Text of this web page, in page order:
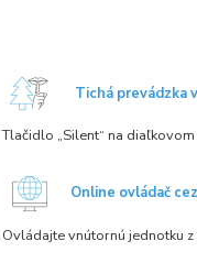
Tichá prevádzka
Tlačidlo „Silent“ na
Online ovládač
Ovládajte vnútornú jednotku